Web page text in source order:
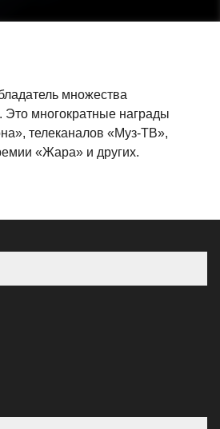
множества
Это многократные награды
телеканалов «Муз-ТВ»,
«Жара» и других.